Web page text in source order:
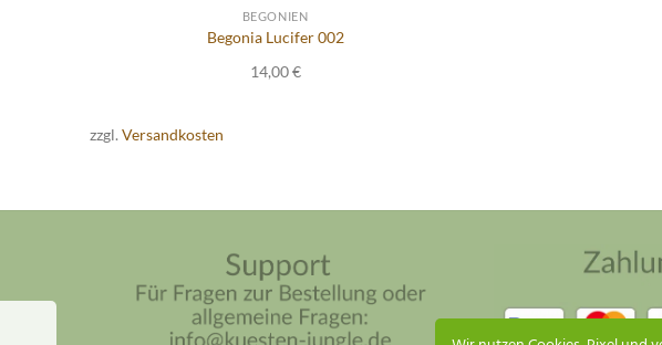
BEGONIEN
Begonia Lucifer 002
14,00€
zzgl. Versandkosten